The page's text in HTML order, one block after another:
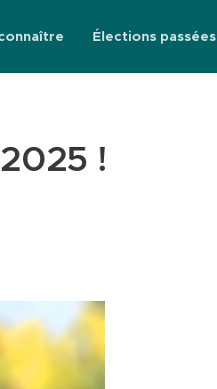
Élections passées
!